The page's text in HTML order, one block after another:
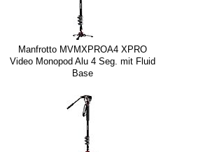
Manfrotto MVMXPROA4 XPRO
Video Monopod Alu 4 Seg. mit Fluid
Base